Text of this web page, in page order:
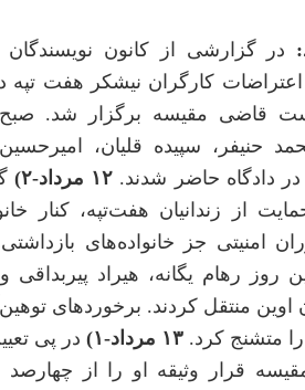
در گزارشی از کانون نویسندگان
کارگران نیشکر هفت تپه
قاضی مقیسه برگزار شد.
حنیفر، سپیده قلیان،
دادگاه حاضر شدند. ۱۲ مرداد-۲)
از زندانیان هفت‌تپه، کنار
امنیتی جز خانواده‌های
روز رهام ‏یگانه، هیراد پیربداقی
اوین منتقل کردند. برخوردهای
را متشنج کرد.۱۳ مرداد-۱) در پی
قرار وثیقه او را از چهارصد